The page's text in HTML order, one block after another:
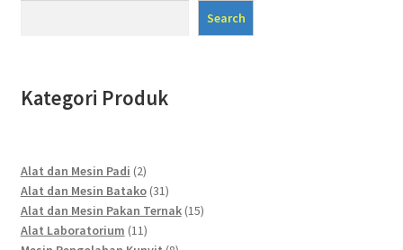
Search
Kategori Produk
Alat dan Mesin Padi 22
products
Alat dan Mesin Batako 3131
products
Alat dan Mesin Pakan Ternak 1515
Alat Laboratorium 1111